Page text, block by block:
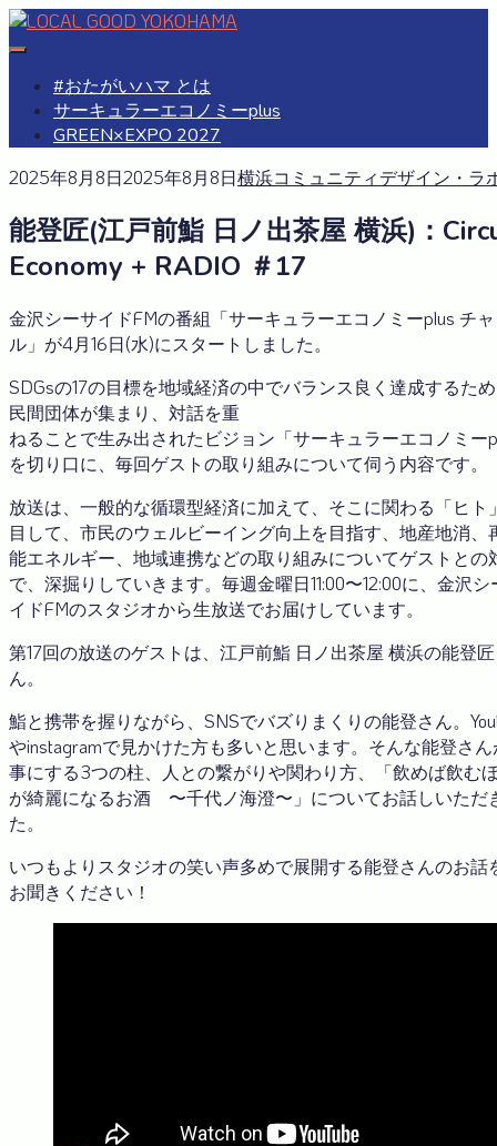
Skip
to
#おたがいハマ とは
サーキュラーエコノミーplus
GREEN×EXPO 2027
2025年8月8日2025年8月8日横浜コミュニティデザイン・ラ
能登匠(江戸前鮨 日ノ出茶屋 横浜)：
Economy + RADIO ＃17
金沢シーサイドFMの番組「サーキュラーエコノミーplus チ
ル」が4月16日(水)にスタートしました。
SDGsの17の目標を地域経済の中でバランス良く達成するた
民間団体が集まり、対話を重
ねることで生み出されたビジョン「サーキュラーエコノミー
を切り口に、毎回ゲストの取り組みについて伺う内容です。
放送は、一般的な循環型経済に加えて、そこに関わる「ヒト
目して、市民のウェルビーイング向上を目指す、地産地消、
能エネルギー、地域連携などの取り組みについてゲストとの
で、深掘りしていきます。毎週金曜日11:00〜12:00に、金沢シ
イドFMのスタジオから生放送でお届けしています。
第17回の放送のゲストは、江戸前鮨 日ノ出茶屋 横浜の能登
ん。
鮨と携帯を握りながら、SNSでバズりまくりの能登さん。
やinstagramで見かけた方も多いと思います。そんな能登さ
事にする3つの柱、人との繋がりや関わり方、「飲めば飲む
が綺麗になるお酒 〜千代ノ海澄〜」についてお話しいただ
た。
いつもよりスタジオの笑い声多めで展開する能登さんのお話
お聞きください！